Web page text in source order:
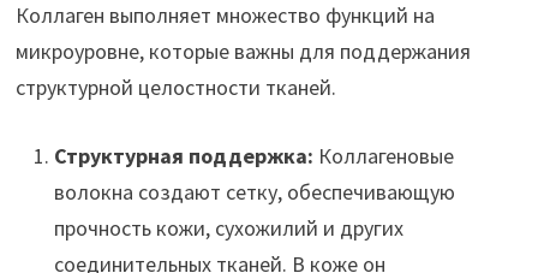
Коллаген выполняет множество функций на
микроуровне, которые важны для поддержания
структурной целостности тканей.
Структурная поддержка: Коллагеновые
волокна создают сетку, обеспечивающую
прочность кожи, сухожилий и других
соединительных тканей. В коже он